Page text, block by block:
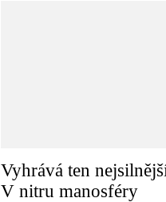
Vyhrává ten
V nitru manosféry